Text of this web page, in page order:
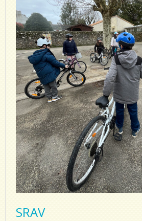
SRAV